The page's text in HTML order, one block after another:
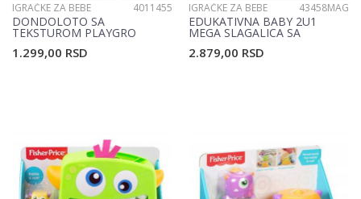
IGRAČKE ZA BEBE 4011455
DONDOLOTO SA
TEKSTUROM PLAYGRO
1.299,00 RSD
IGRAČKE ZA BEBE 43458MAG
EDUKATIVNA BABY 2U1
MEGA SLAGALICA SA
2.879,00 RSD